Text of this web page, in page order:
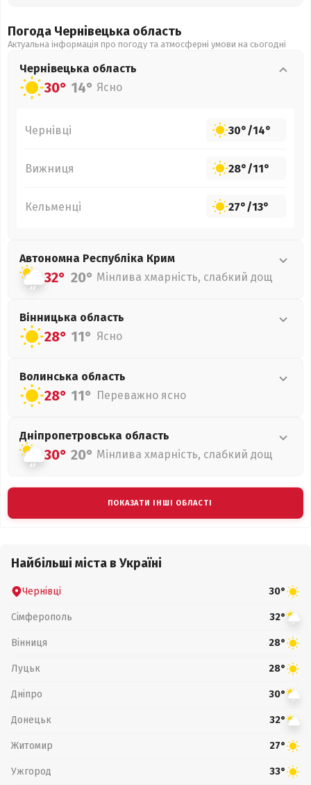
Погода Чернівецька область
Актуальна інформація про погоду та атмосферні умови на сьогодні
Чернівецька область
30° 14° Ясно
Чернівці 30°/14°
Вижниця 28°/11°
Кельменці 27°/13°
Автономна Республіка Крим
32° 20° Мінлива хмарність, слабкий дощ
Вінницька область
28° 11° Ясно
Волинська область
28° 11° Переважно ясно
Дніпропетровська область
30° 20° Мінлива хмарність, слабкий дощ
ПОКАЗАТИ ІНШІ ОБЛАСТІ
Найбільші міста в Україні
Чернівці 30°
Сімферополь 32°
Вінниця 28°
Луцьк 28°
Дніпро 30°
Донецьк 32°
Житомир 27°
Ужгород 33°